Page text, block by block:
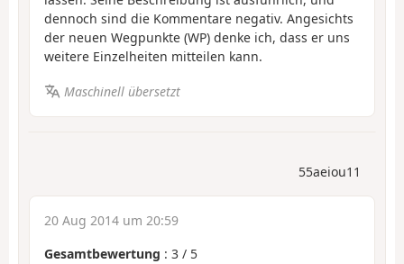
dennoch sind die Kommentare negativ. Angesichts
der neuen Wegpunkte (WP) denke ich, dass er uns
weitere Einzelheiten mitteilen kann.
Maschinell übersetzt
55aeiou11
20 Aug 2014 um 20:59
Gesamtbewertung : 3 / 5